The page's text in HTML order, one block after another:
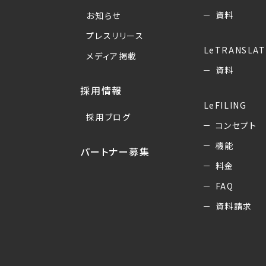
お知らせ
プレスリリース
メディア掲載
採用情報
採用ブログ
パートナー募集
資料
資料
LeFILING
コンセプト
機能
料金
FAQ
資料請求